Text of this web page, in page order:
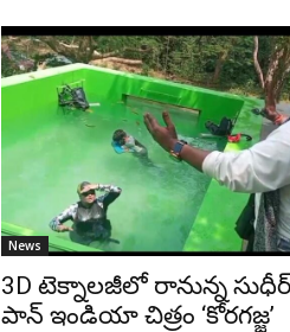
News
3D టెక్నాలజీలో రానున్న
పాన్ ఇండియా చిత్రం ‘కోరగజ్జ’